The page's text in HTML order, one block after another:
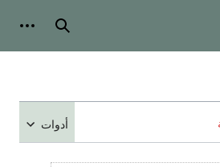
بحث
أدوات